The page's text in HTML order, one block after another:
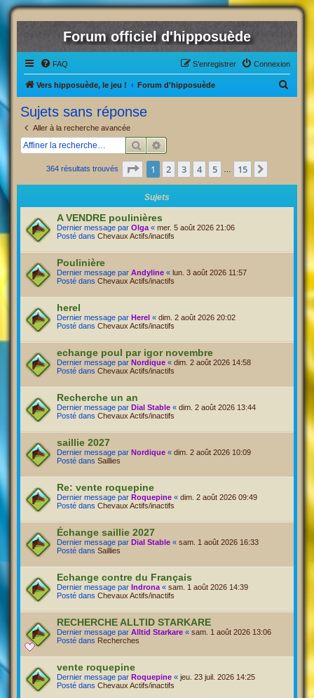
Forum officiel d'hipposuède
FAQ Connexion
S’enregistrer
Vers hipposuède, le jeu ! Forum d'hipposuède
c
Sujets sans réponse
Aller à la recherche avancée
Rechercher
364 résultats trouvés Page 1sur15
1 2 3 4 5 15
Sujets
A VENDRE poulinières
Dernier message par Olga « mer. 5 août 2026 21:06
Posté dans Chevaux Actifs/inactifs
Poulinière
Dernier message par Andyline « lun. 3 août 2026 11:57
Posté dans Chevaux Actifs/inactifs
herel
Dernier message par Herel « dim. 2 août 2026 20:02
Posté dans Chevaux Actifs/inactifs
echange poul par igor novembre
Dernier message par Nordique « dim. 2 août 2026 14:58
Posté dans Chevaux Actifs/inactifs
Recherche un an
Dernier message par Dial Stable « dim. 2 août 2026 13:44
Posté dans Chevaux Actifs/inactifs
saillie 2027
Dernier message par Nordique « dim. 2 août 2026 10:09
Posté dans Saillies
Re: vente roquepine
Dernier message par Roquepine « dim. 2 août 2026 09:49
Posté dans Chevaux Actifs/inactifs
Échange saillie 2027
Dernier message par Dial Stable « sam. 1 août 2026 16:33
Posté dans Saillies
Echange contre du Français
Dernier message par Indrona « sam. 1 août 2026 14:39
Posté dans Chevaux Actifs/inactifs
RECHERCHE ALLTID STARKARE
Dernier message par Alltid Starkare « sam. 1 août 2026 13:06
Posté dans Recherches
vente roquepine
Dernier message par Roquepine « jeu. 23 juil. 2026 14:25
Posté dans Chevaux Actifs/inactifs